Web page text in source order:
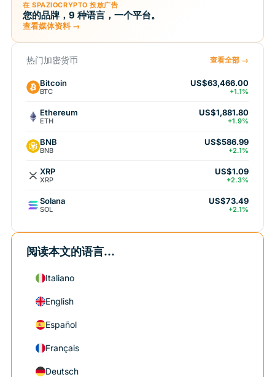
在 SPAZIOCRYPTO 投放广告
您的品牌，9 种语言，一个平台。
查看媒体资料 →
热门加密货币 查看全部 →
Bitcoin
BTC
US$63,466.00
+1.1%
Ethereum
ETH
US$1,881.80
+1.9%
BNB
BNB
US$586.99
+2.1%
XRP
XRP
US$1.09
+2.3%
Solana
SOL
US$73.49
+2.1%
阅读本文的语言...
Italiano
English
Español
Français
Deutsch